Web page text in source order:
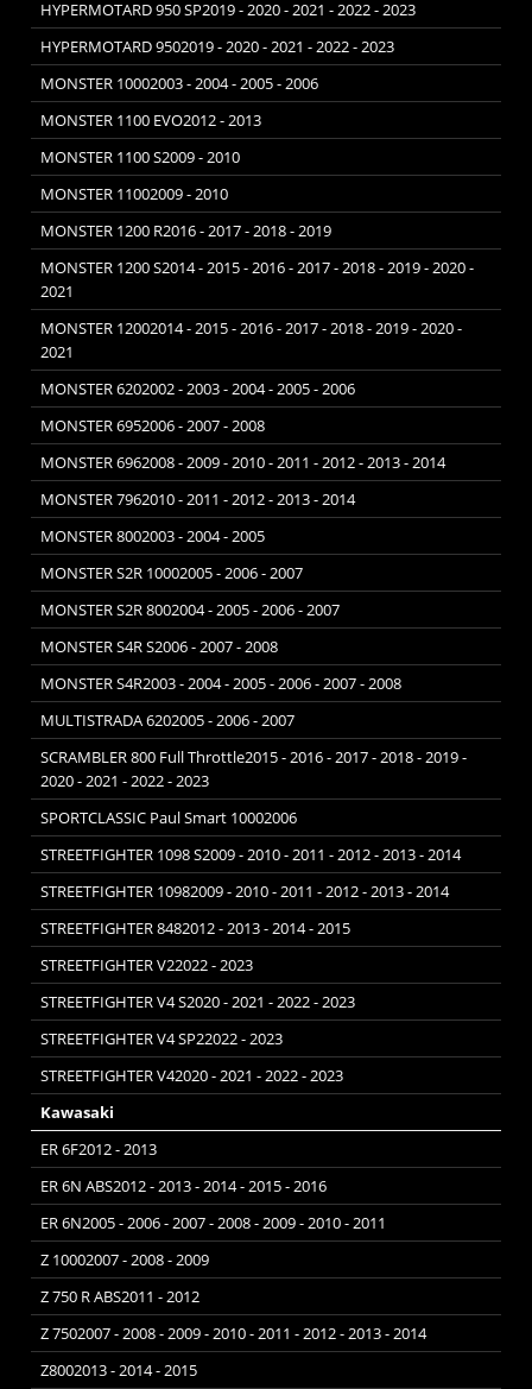
HYPERMOTARD 950 SP2019 - 2020 - 2021 - 2022 - 2023
HYPERMOTARD 9502019 - 2020 - 2021 - 2022 - 2023
MONSTER 10002003 - 2004 - 2005 - 2006
MONSTER 1100 EVO2012 - 2013
MONSTER 1100 S2009 - 2010
MONSTER 11002009 - 2010
MONSTER 1200 R2016 - 2017 - 2018 - 2019
MONSTER 1200 S2014 - 2015 - 2016 - 2017 - 2018 - 2019 - 2020 -
2021
MONSTER 12002014 - 2015 - 2016 - 2017 - 2018 - 2019 - 2020 -
2021
MONSTER 6202002 - 2003 - 2004 - 2005 - 2006
MONSTER 6952006 - 2007 - 2008
MONSTER 6962008 - 2009 - 2010 - 2011 - 2012 - 2013 - 2014
MONSTER 7962010 - 2011 - 2012 - 2013 - 2014
MONSTER 8002003 - 2004 - 2005
MONSTER S2R 10002005 - 2006 - 2007
MONSTER S2R 8002004 - 2005 - 2006 - 2007
MONSTER S4R S2006 - 2007 - 2008
MONSTER S4R2003 - 2004 - 2005 - 2006 - 2007 - 2008
MULTISTRADA 6202005 - 2006 - 2007
SCRAMBLER 800 Full Throttle2015 - 2016 - 2017 - 2018 - 2019 -
2020 - 2021 - 2022 - 2023
SPORTCLASSIC Paul Smart 10002006
STREETFIGHTER 1098 S2009 - 2010 - 2011 - 2012 - 2013 - 2014
STREETFIGHTER 10982009 - 2010 - 2011 - 2012 - 2013 - 2014
STREETFIGHTER 8482012 - 2013 - 2014 - 2015
STREETFIGHTER V22022 - 2023
STREETFIGHTER V4 S2020 - 2021 - 2022 - 2023
STREETFIGHTER V4 SP22022 - 2023
STREETFIGHTER V42020 - 2021 - 2022 - 2023
Kawasaki
ER 6F2012 - 2013
ER 6N ABS2012 - 2013 - 2014 - 2015 - 2016
ER 6N2005 - 2006 - 2007 - 2008 - 2009 - 2010 - 2011
Z 10002007 - 2008 - 2009
Z 750 R ABS2011 - 2012
Z 7502007 - 2008 - 2009 - 2010 - 2011 - 2012 - 2013 - 2014
Z8002013 - 2014 - 2015